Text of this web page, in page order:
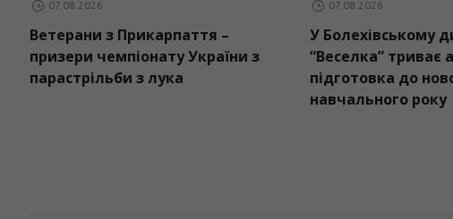
спеці прийдуть дощі:
погоди на вихідні
Ветерани з Прикарпаття –
призери чемпіонату України
парастрільби з лука